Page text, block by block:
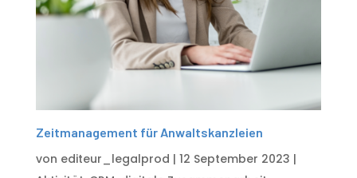
Zeitmanagement für Anwaltskanzleien
von editeur_legalprod | 12 September 2023 |